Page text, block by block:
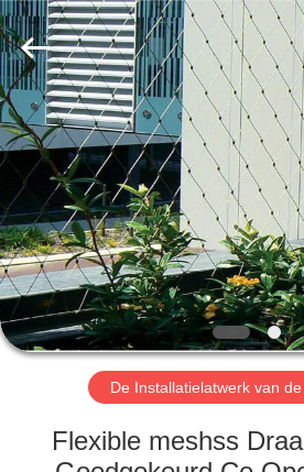
HUIS
PRODUCTEN
ONGEVEER
ONS
FABRIEKSREIS
Anping
Yuntong
Metal
Wire
Mesh
Co.,Ltd.
All
Rights
Reserved.
De Installatielatwerk van
Flexible meshss